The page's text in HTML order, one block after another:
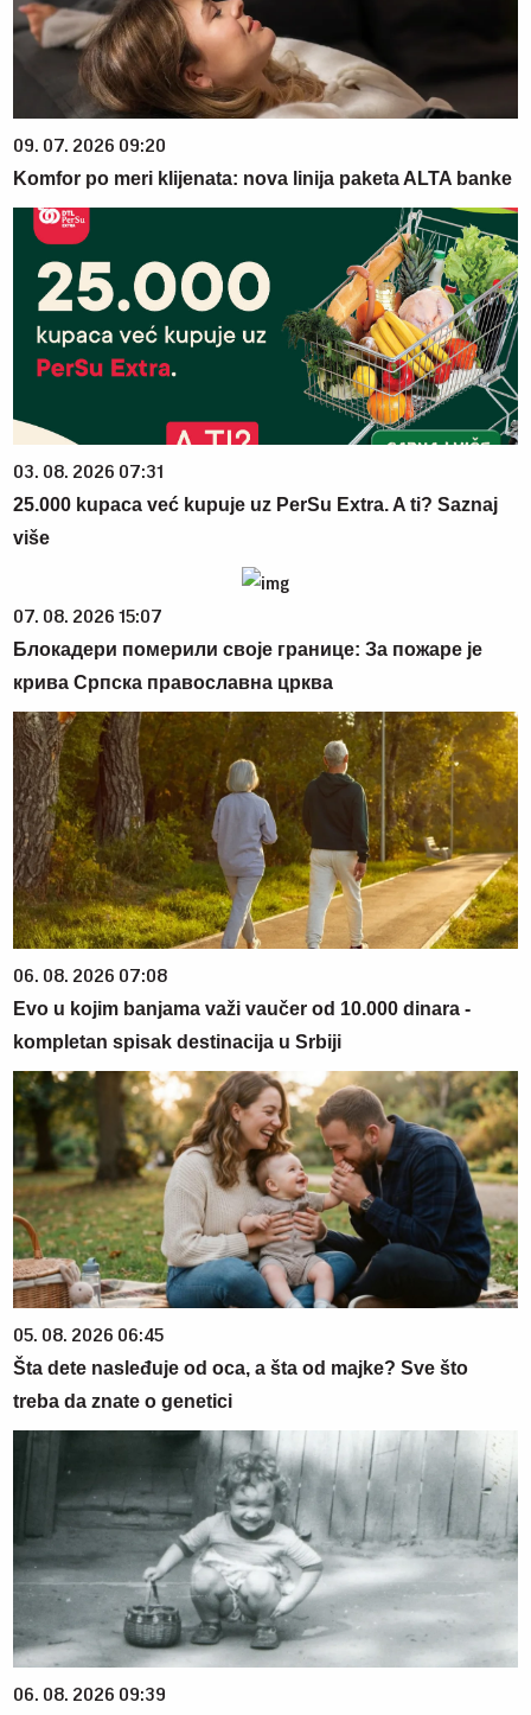
09. 07. 2026 09:20
Komfor po meri klijenata: nova linija paketa ALTA banke
03. 08. 2026 07:31
25.000 kupaca već kupuje uz PerSu Extra. A ti? Saznaj
više
07. 08. 2026 15:07
Блокадери померили своје границе: За пожаре је
крива Српска православна црква
06. 08. 2026 07:08
Evo u kojim banjama važi vaučer od 10.000 dinara -
kompletan spisak destinacija u Srbiji
05. 08. 2026 06:45
Šta dete nasleđuje od oca, a šta od majke? Sve što
treba da znate o genetici
06. 08. 2026 09:39